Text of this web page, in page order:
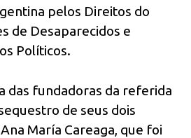
pelos Direitos do
de Desaparecidos e
Políticos.
das fundadoras da referida
de seus dois
María Careaga, que foi